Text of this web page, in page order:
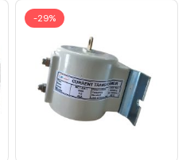
-29%